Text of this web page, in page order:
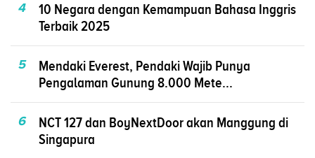
4
10 Negara dengan Kemampuan Bahasa Inggris
Terbaik 2025
5
Mendaki Everest, Pendaki Wajib Punya
Pengalaman Gunung 8.000 Mete...
6
NCT 127 dan BoyNextDoor akan Manggung di
Singapura